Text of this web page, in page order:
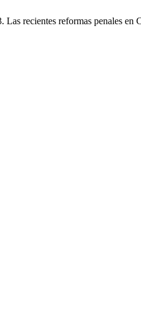
Las recientes reformas penales